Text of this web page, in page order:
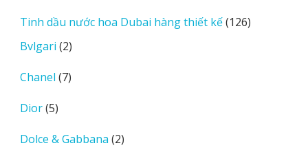
phẩm
Tinh dầu nước hoa Dubai hàng thiết kế 126126
Bvlgari 22
phẩm
Chanel 77
Dior 55
phẩm
Dolce & Gabbana 22